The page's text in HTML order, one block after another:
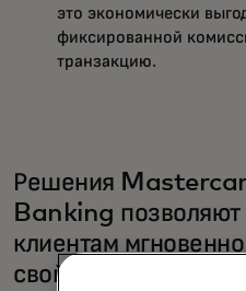
это экономически
фиксированной
транзакцию.
Решения
Banking
клиентам
свой счет за